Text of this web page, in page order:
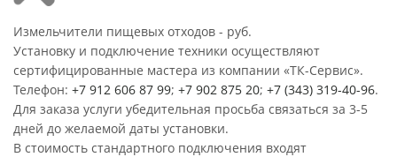
Измельчители пищевых отходов - руб.
Установку и подключение техники осуществляют
сертифицированные мастера из компании «ТК-Сервис».
Телефон: +7 912 606 87 99; +7 902 875 20; +7 (343) 319-40-96.
Для заказа услуги убедительная просьба связаться за 3-5
дней до желаемой даты установки.
В стоимость стандартного подключения входят